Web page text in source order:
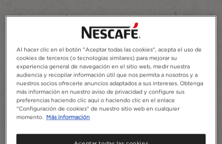
Al hacer clic en el botón "Aceptar todas las cookies", acepta el uso de
cookies de terceros (o tecnologías similares) para mejorar su
experiencia general de navegación en el sitio web, medir nuestra
audiencia y recopilar información útil que nos permita a nosotros y a
nuestros socios ofrecerle anuncios adaptados a sus intereses. Obtenga
más información en nuestro aviso de privacidad y configure sus
preferencias haciendo clic aquí o haciendo clic en el enlace
"Configuración de cookies" de nuestro sitio web en cualquier
momento. Más información